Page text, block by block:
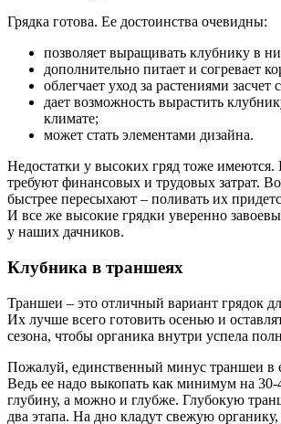
Грядка готова. Ее достоинства очевидны:
позволяет выращивать клубнику в
дополнительно питает и согревает
облегчает уход за растениями засчет
дает возможность вырастить
климате;
может стать элементами дизайна.
Недостатки у высоких гряд тоже
требуют финансовых и трудовых затрат.
быстрее пересыхают – поливать их
И все же высокие грядки уверенно
у наших дачников.
Клубника в траншеях
Траншеи – это отличный вариант грядок
Их лучше всего готовить осенью и
сезона, чтобы органика внутри успела
Пожалуй, единственный минус траншеи в
Ведь ее надо выкопать как минимум на 30-
глубину, а можно и глубже. Глубокую
два этапа. На дно кладут свежую